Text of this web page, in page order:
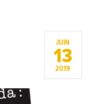
JUIN
13
2019